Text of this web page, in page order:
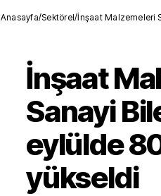
Anasayfa/Sektörel/İnşaat Malzemeleri
İnşaat
Sanayi
eylülde
yükseldi